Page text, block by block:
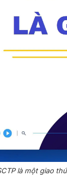
là một giao